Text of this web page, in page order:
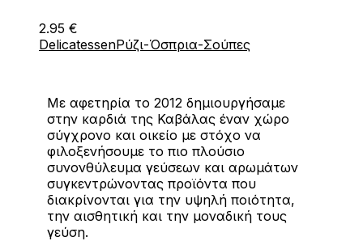
2.95 €
DelicatessenΡύζι-Όσπρια-Σούπες
Με αφετηρία το 2012 δημιουργήσαμε
στην καρδιά της Καβάλας έναν χώρο
σύγχρονο και οικείο με στόχο να
φιλοξενήσουμε το πιο πλούσιο
συνονθύλευμα γεύσεων και αρωμάτων
συγκεντρώνοντας προϊόντα που
διακρίνονται για την υψηλή ποιότητα,
την αισθητική και την μοναδική τους
γεύση.